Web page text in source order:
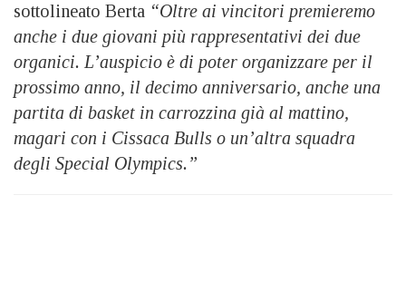
sottolineato Berta “Oltre ai vincitori premieremo
anche i due giovani più rappresentativi dei due
organici. L’auspicio è di poter organizzare per il
prossimo anno, il decimo anniversario, anche una
partita di basket in carrozzina già al mattino,
magari con i Cissaca Bulls o un’altra squadra
degli Special Olympics.”